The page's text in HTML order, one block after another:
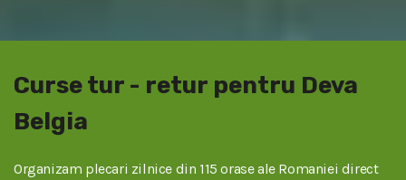
Curse tur - retur pentru Deva
Belgia
Organizam plecari zilnice din 115 orase ale Romaniei direct